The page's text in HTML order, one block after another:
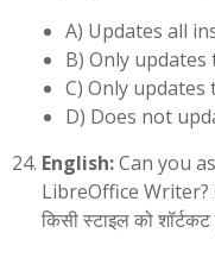
A) Updates all
B) Only
C) Only
D) Does not
English:Can you
LibreOffice Writer?
किसी स्टाइल को